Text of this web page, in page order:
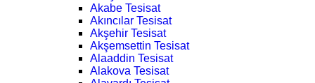
Akabe Tesisat
Akıncılar Tesisat
Akşehir Tesisat
Akşemsettin Tesisat
Alaaddin Tesisat
Alakova Tesisat